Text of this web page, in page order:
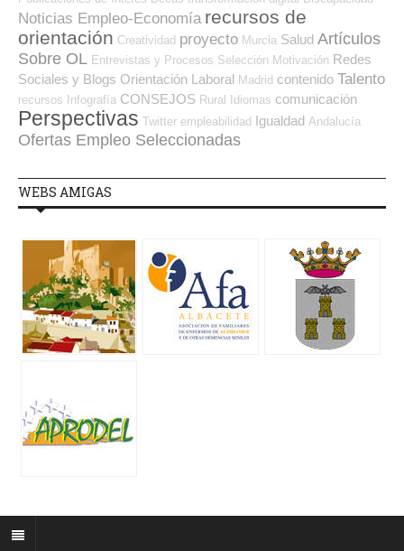
Noticias Empleo-Economía recursos de
orientación Creatividad proyecto Murcia Salud Artículos
Sobre OL Entrevistas y Procesos Selección Motivación Redes
Sociales y Blogs Orientación Laboral Madrid contenido Talento
recursos Infografía CONSEJOS Rural Idiomas comunicación
Perspectivas Twitter empleabilidad Igualdad Andalucía
Ofertas Empleo Seleccionadas
WEBS AMIGAS